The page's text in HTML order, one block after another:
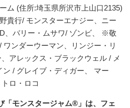
ム (住所:埼玉県所沢市上山口2135)
貴行/ モンスターエナジー、ニー
、バリー・ムサワ/ ゾンビ、 ※敬
ンダーウーマン、リンジー・リ
アレックス・ブラックウェル / メ
/ グレイブ・ディガー、 マー
ロ・ロコ
「モンスタージャム® 」は、フェ